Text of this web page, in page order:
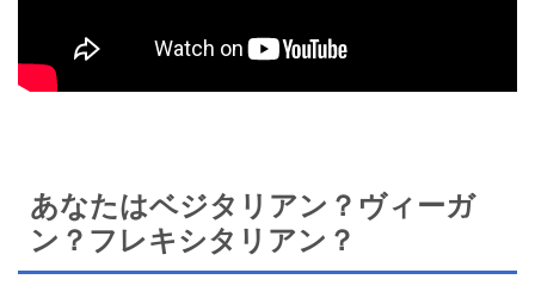
あなたはベジタリアン？ヴィーガ
ン？フレキシタリアン？